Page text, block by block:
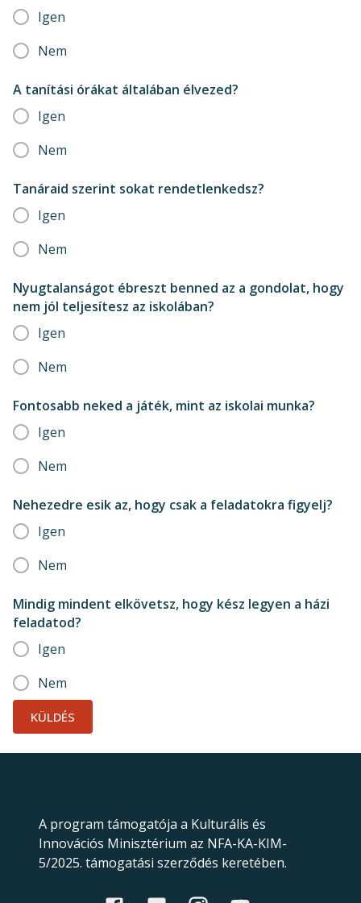
Igen
Nem
A tanítási órákat általában élvezed?
Igen
Nem
Tanáraid szerint sokat rendetlenkedsz?
Igen
Nem
Nyugtalanságot ébreszt benned az a gondolat, hogy
nem jól teljesítesz az iskolában?
Igen
Nem
Fontosabb neked a játék, mint az iskolai munka?
Igen
Nem
Nehezedre esik az, hogy csak a feladatokra figyelj?
Igen
Nem
Mindig mindent elkövetsz, hogy kész legyen a házi
feladatod?
Igen
Nem
KÜLDÉS
A program támogatója a Kulturális és
Innovációs Minisztérium az NFA-KA-KIM-
5/2025. támogatási szerződés keretében.